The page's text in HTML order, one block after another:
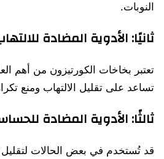
النوبات.
ثانيًا: الأدوية المضادة
تعتبر بخاخات الكورتيزون من أهم
تساعد على تقليل الالتهاب ومنع
ثالثًا: الأدوية المضادة
قد تُستخدم في بعض الحالات لتقليل